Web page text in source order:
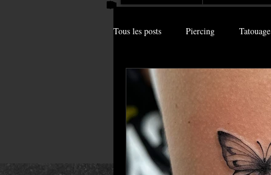
Tous les posts Piercing Tatouage